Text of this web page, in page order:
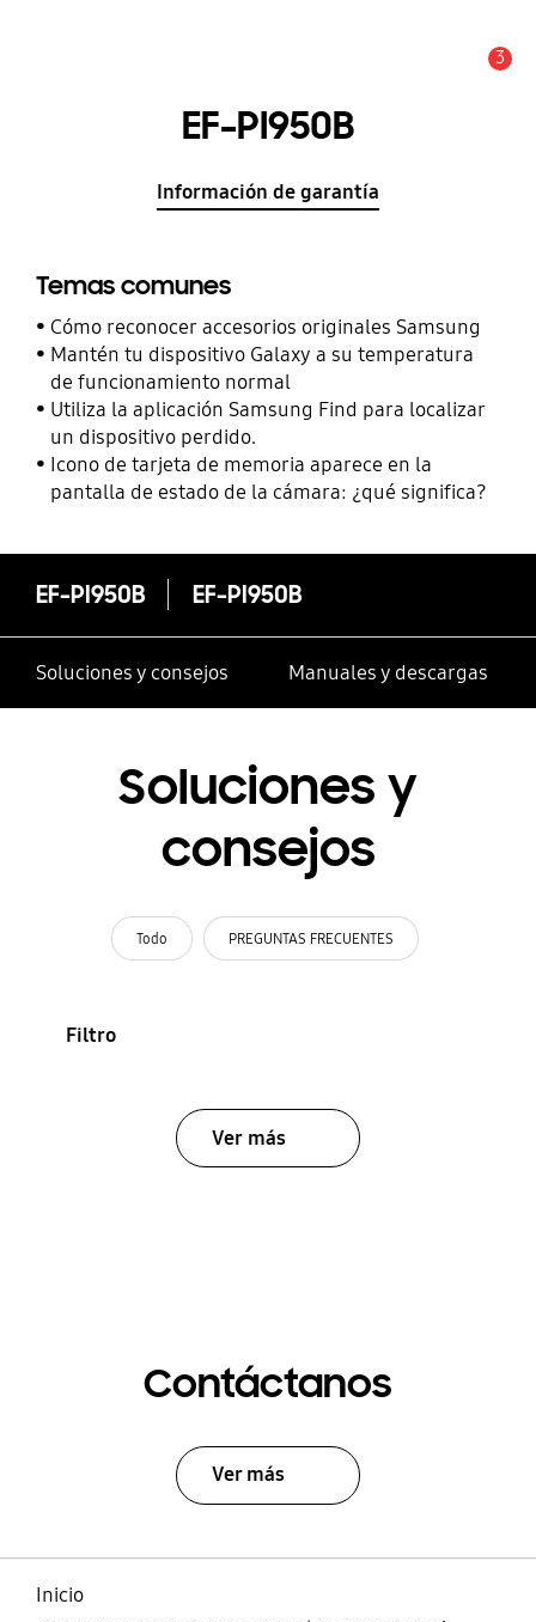
3
EF-PI950B
Información de garantía
Temas comunes
Cómo reconocer accesorios originales Samsung
Mantén tu dispositivo Galaxy a su temperatura
de funcionamiento normal
Utiliza la aplicación Samsung Find para localizar
un dispositivo perdido.
Icono de tarjeta de memoria aparece en la
pantalla de estado de la cámara: ¿qué significa?
EF-PI950B EF-PI950B
Soluciones y consejos Manuales y descargas
Soluciones y
consejos
Todo PREGUNTAS FRECUENTES
Filtro
Ver más
Contáctanos
Ver más
Inicio